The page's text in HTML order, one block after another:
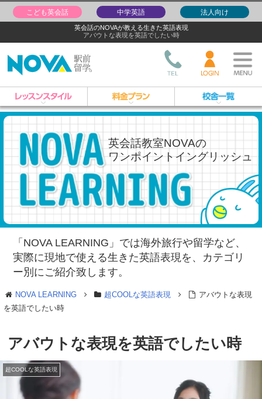
英会話のNOVAが教える生きた英語表現
アバウトな表現を英語でしたい時
こども英会話 中学英語 法人向け
英会話教室NOVAの
ワンポイントイングリッシュ
「NOVA LEARNING」では海外旅行や留学など、
実際に現地で使える生きた英語表現を、 カテゴリ
ー別にご紹介致します。
NOVA LEARNING 超COOLな英語表現
アバウトな表現
を英語でしたい時
アバウトな表現を英語でしたい時
超COOLな英語表現